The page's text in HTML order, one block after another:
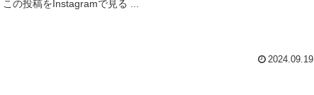
2024.09.19